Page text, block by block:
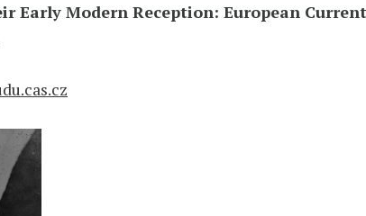
Early Modern Reception: European